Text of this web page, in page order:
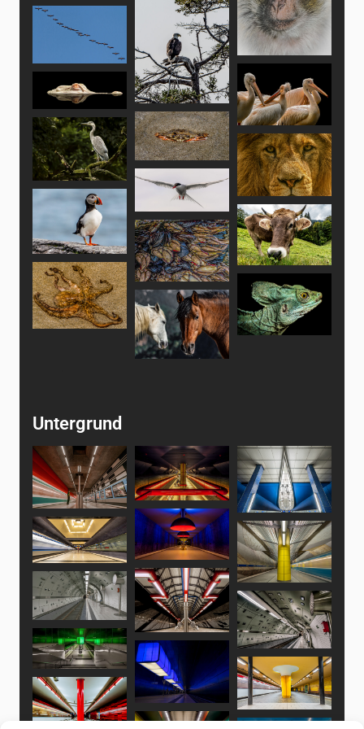
Untergrund